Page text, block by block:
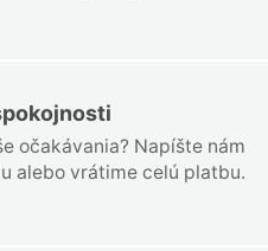
očakávania? Napíšte nám
alebo vrátime celú platbu.